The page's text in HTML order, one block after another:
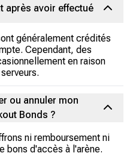
après avoir effectué
généralement crédités
Cependant, des
en raison
ou annuler mon
Bonds ?
ni remboursement ni
bons d'accès à l'arène.